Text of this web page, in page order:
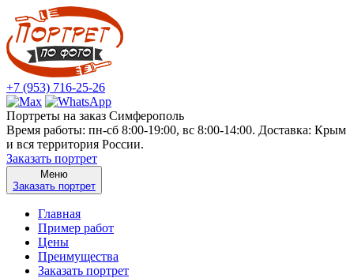
+7 (953) 716-25-26
Портреты на заказ Симферополь
Время работы: пн-сб 8:00-19:00, вс 8:00-14:00. Доставка: Крым
и вся территория России.
Заказать портрет
Меню
Заказать портрет
Главная
Пример работ
Цены
Преимущества
Заказать портрет